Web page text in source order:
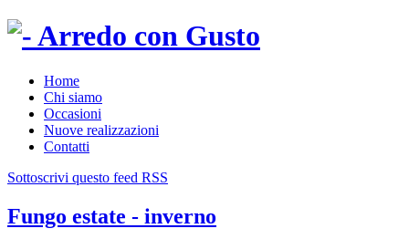
Home
Chi siamo
Occasioni
Nuove realizzazioni
Contatti
Sottoscrivi questo feed RSS
Fungo estate - inverno